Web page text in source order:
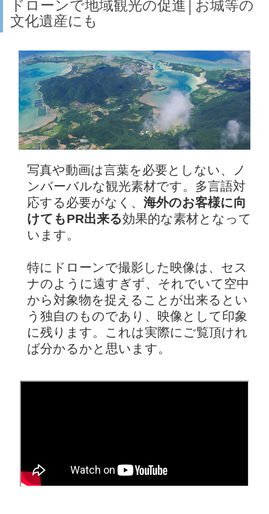
ドローンで地域観光の促進│お城等の
文化遺産にも
写真や動画は言葉を必要としない、ノ
ンバーバルな観光素材です。多言語対
応する必要がなく、 海外のお客様に向
けてもPR出来る効果的な素材となって
います。
特にドローンで撮影した映像は、セス
ナのように遠すぎず、それでいて空中
から対象物を捉えることが出来るとい
う独自のものであり、映像として印象
に残ります。これは実際にご覧頂けれ
ば分かるかと思います。